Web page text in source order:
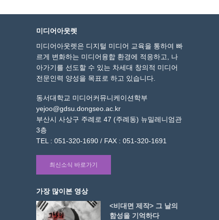
미디어아웃렛
미디어아웃렛은 디지털 미디어 교육을 통하여 빠
르게 변화하는 미디어융합 환경에 적응하고, 나
아가기를 선도할 수 있는 차세대 창의적 미디어
전문인력 양성을 목표로 하고 있습니다.
동서대학교 미디어커뮤니케이션학부
yejoo@gdsu.dongseo.ac.kr
부산시 사상구 주례로 47 (주례동) 뉴밀레니엄관
3층
TEL : 051-320-1690 / FAX : 051-320-1691
최신소식 바로가기
가장 많이본 영상
<비대면 제작> 그 날의
함성을 기억하다